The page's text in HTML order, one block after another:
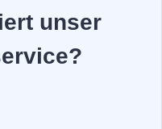
unser